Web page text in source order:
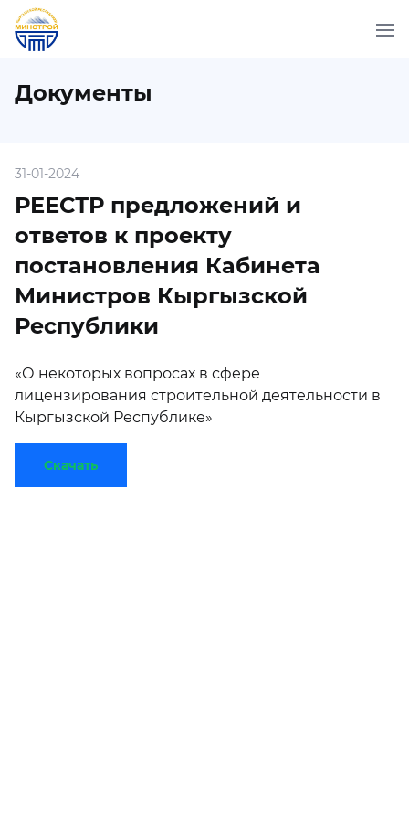
Документы
31-01-2024
РЕЕСТР предложений и
ответов к проекту
постановления Кабинета
Министров Кыргызской
Республики
«О некоторых вопросах в сфере
лицензирования строительной деятельности в
Кыргызской Республике»
Скачать